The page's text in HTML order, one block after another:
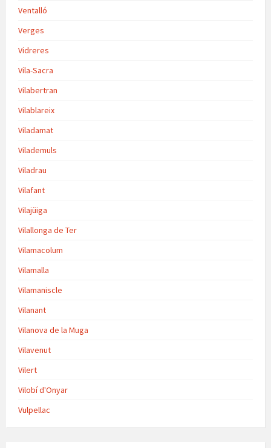
Ventalló
Verges
Vidreres
Vila-Sacra
Vilabertran
Vilablareix
Viladamat
Vilademuls
Viladrau
Vilafant
Vilajüiga
Vilallonga de Ter
Vilamacolum
Vilamalla
Vilamaniscle
Vilanant
Vilanova de la Muga
Vilavenut
Vilert
Vilobí d'Onyar
Vulpellac